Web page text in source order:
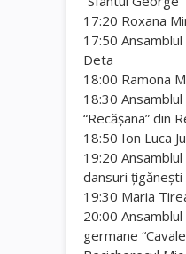
17:20 Roxana
17:50
Deta
18:00 Ramona
18:30
“Recăşana” din
18:50 Ion Luca
19:20
dansuri ţigăneşti
19:30 Maria
20:00
germane